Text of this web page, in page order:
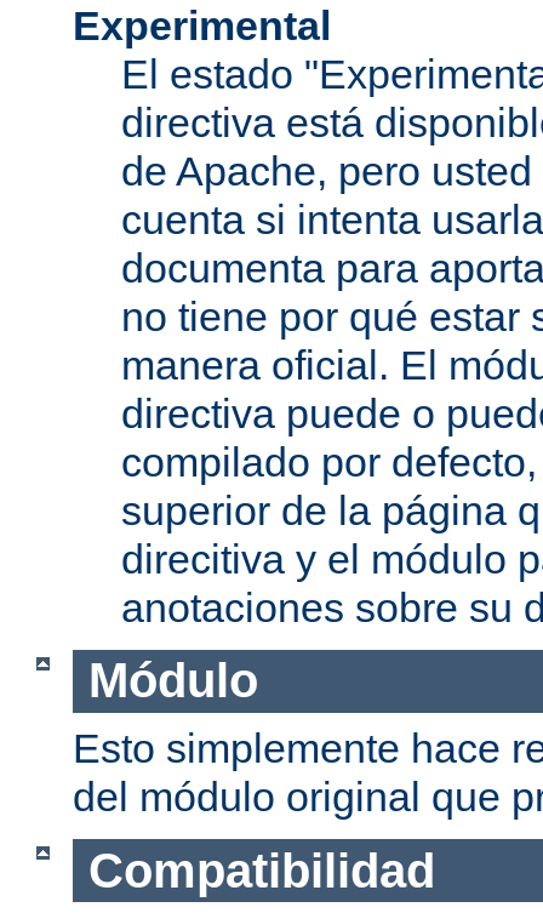
Experimental
El estado
directiva está
de Apache, pero
cuenta si intenta
documenta para
no tiene por qué estar
manera oficial. El
directiva puede o
compilado por
superior de la página
direcitiva y el módulo
anotaciones sobre su
Módulo
Esto simplemente hace
del módulo original que
Compatibilidad